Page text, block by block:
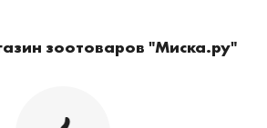
зоотоваров "Миска.ру"